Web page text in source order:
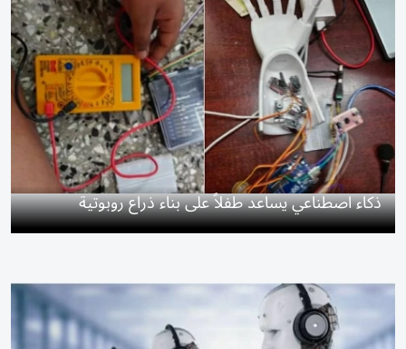
ذكاء اصطناعي يساعد طفلاً على بناء ذراع روبوتية